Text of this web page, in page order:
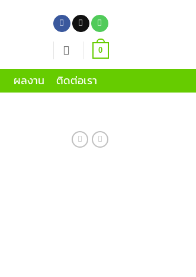
0
ผลงาน ติดต่อเรา